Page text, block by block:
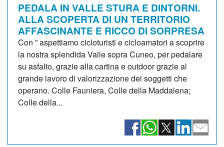
PEDALA IN VALLE STURA E DINTORNI.
ALLA SCOPERTA DI UN TERRITORIO
AFFASCINANTE E RICCO DI SORPRESA
Con ” aspettiamo cicloturisti e cicloamatori a scoprire
la nostra splendida Valle sopra Cuneo, per pedalare
su asfalto, grazie alla cartina e outdoor grazie al
grande lavoro di valorizzazione dei soggetti che
operano. Colle Fauniera, Colle della Maddalena;
Colle della...